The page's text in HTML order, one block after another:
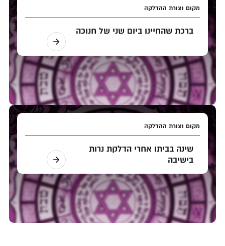
מקום וצורת ההדלקה
ברכת שהחיינו ביום שני של חנוכה
מקום וצורת ההדלקה
שינה בביתו אחרי הדלקת נרות
בישיבה